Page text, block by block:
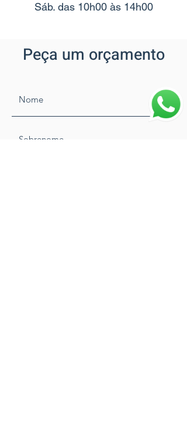
Sáb. das 10h00 às 14h00
Peça um orçamento